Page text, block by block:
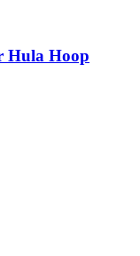
Hula Hoop